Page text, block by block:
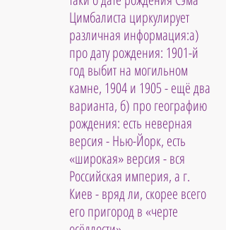
Цимбалиста циркулирует
различная информация:а)
про дату рождения: 1901-й
год выбит на могильном
камне, 1904 и 1905 - ещё два
варианта, б) про географию
рождения: есть неверная
версия - Нью-Йорк, есть
«широкая» версия - вся
Российская империя, а г.
Киев - вряд ли, скорее всего
его пригород в «черте